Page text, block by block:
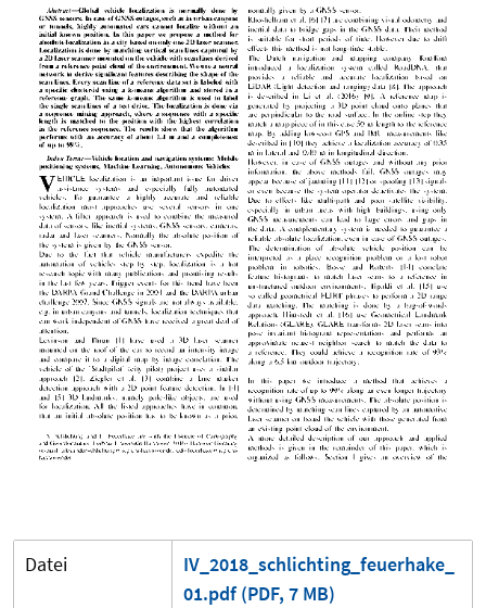
Datei
IV_2018_schlichting_feuerhake_
01.pdf (PDF, 7 MB)